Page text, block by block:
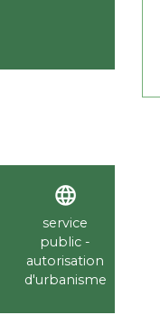
language
service
public -
autorisation
d'urbanisme